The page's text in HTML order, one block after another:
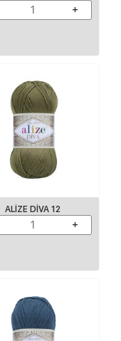
ALIZE DIVA 12